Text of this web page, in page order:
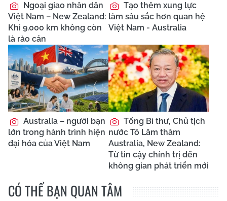
Ngoại giao nhân dân
Việt Nam – New Zealand:
Khi 9.000 km không còn
là rào cản
Tạo thêm xung lực
làm sâu sắc hơn quan hệ
Việt Nam - Australia
Australia – người bạn
lớn trong hành trình hiện
đại hóa của Việt Nam
Tổng Bí thư, Chủ tịch
nước Tô Lâm thăm
Australia, New Zealand:
Từ tin cậy chính trị đến
không gian phát triển mới
CÓ THỂ BẠN QUAN TÂM